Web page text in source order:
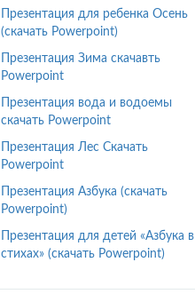
Презентация для ребенка Осень
(скачать Powerpoint)
Презентация Зима скачавть
Powerpoint
Презентация вода и водоемы
скачать Powerpoint
Презентация Лес Скачать
Powerpoint
Презентация Азбука (скачать
Powerpoint)
Презентация для детей «Азбука в
стихах» (скачать Powerpoint)